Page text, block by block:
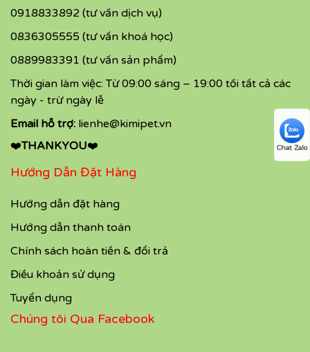
0918833892 (tư vấn dịch vụ)
0836305555 (tư vấn khoá học)
0889983391 (tư vấn sản phẩm)
Thời gian làm việc: Từ 09:00 sáng – 19:00 tối tất cả các
ngày - trừ ngày lễ
Email hỗ trợ: lienhe@kimipet.vn
❤️THANKYOU❤️
Hướng Dẫn Đặt Hàng
Hướng dẫn đặt hàng
Hướng dẫn thanh toán
Chính sách hoàn tiền & đổi trả
Điều khoản sử dụng
Tuyển dụng
Chúng tôi Qua Facebook
Chat Zalo